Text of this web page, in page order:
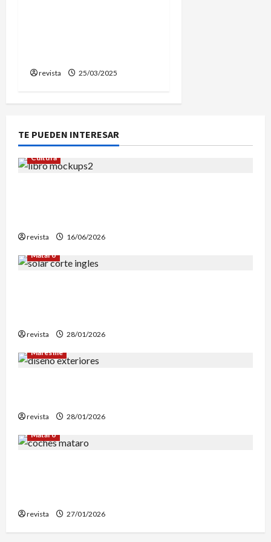
revista 25/03/2025
TE PUEDEN INTERESAR
Cultura
revista
16/06/2026
Mataró
revista
28/01/2026
Maresme
revista
28/01/2026
Mataró
revista 27/01/2026